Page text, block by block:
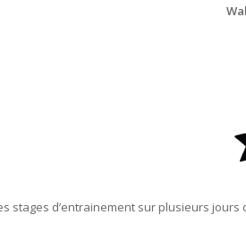
stages d’entrainement sur plusieurs